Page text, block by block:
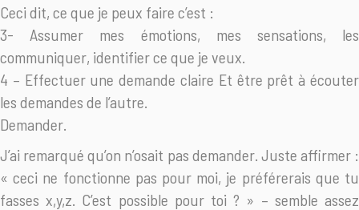
Ceci dit, ce que je peux faire c’est :
3- Assumer mes émotions, mes sensations, les
communiquer, identifier ce que je veux.
4 – Effectuer une demande claire Et être prêt à écouter
les demandes de l’autre.
Demander.
J’ai remarqué qu’on n’osait pas demander. Juste affirmer :
« ceci ne fonctionne pas pour moi, je préférerais que tu
fasses x,y,z. C’est possible pour toi ? » – semble assez